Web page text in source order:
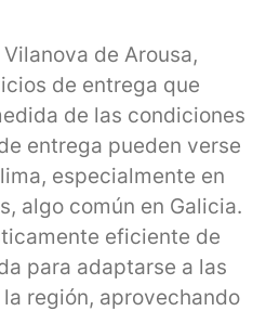
de Arousa,
de entrega que
de las condiciones
entrega pueden verse
especialmente en
algo común en Galicia.
eficiente de
para adaptarse a las
región, aprovechando